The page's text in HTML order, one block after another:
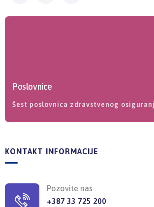
Poslovnice
Šest poslovnica zdravstvenog
KONTAKT INFORMACIJE
Pozovite nas
+387 33 725 200